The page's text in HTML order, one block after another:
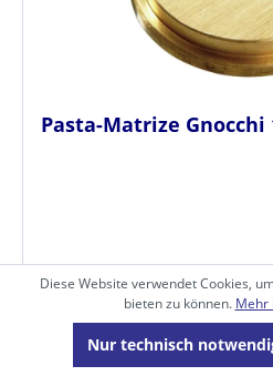
Pasta-Matrize Gnocchi
Diese Website verwendet Cookies,
bieten zu können. Mehr
Nur technisch